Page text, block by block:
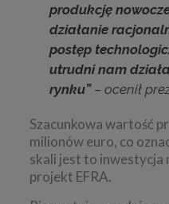
produkcję
działanie
postęp
utrudni nam
rynku”– ocenił
Szacunkowa wartość
milionów euro, co
skali jest to inwestycja
projekt EFRA.